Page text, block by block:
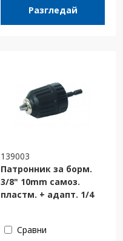
Разгледай
139003
Патронник за борм.
3/8" 10mm самоз.
пластм. + адапт. 1/4
Сравни